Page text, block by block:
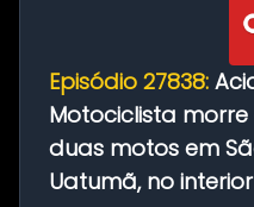
Episódio 27838:
Motociclista
duas motos em
Uatumã, no